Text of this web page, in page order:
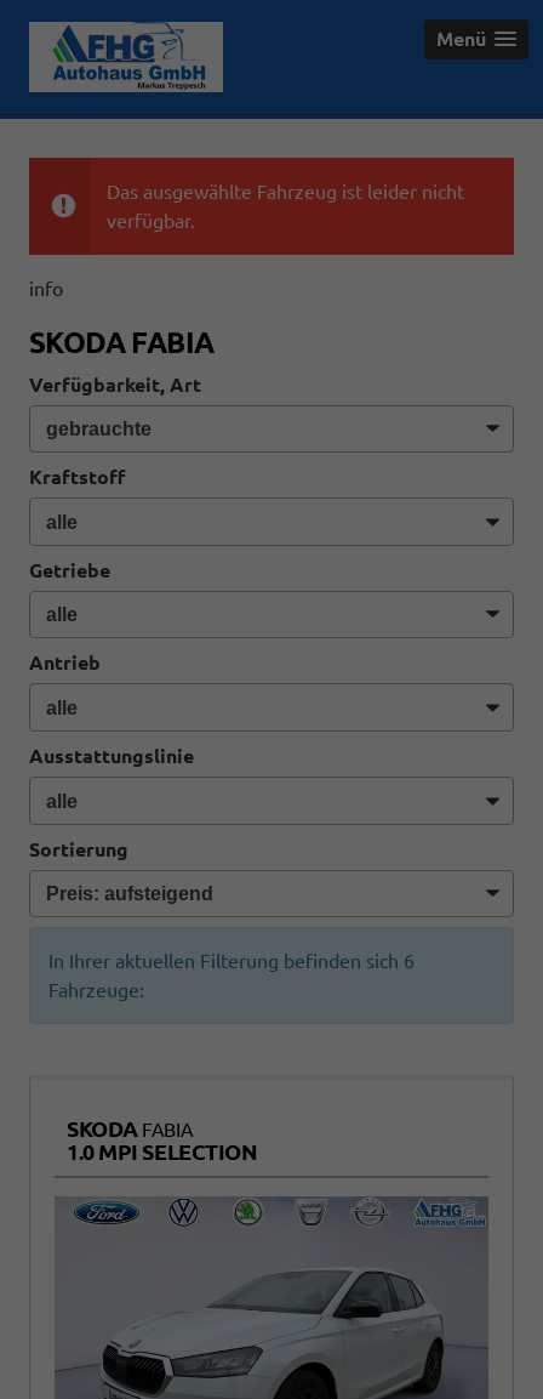
Menü
Das ausgewählte Fahrzeug ist leider nicht
verfügbar.
info
SKODA FABIA
Verfügbarkeit, Art
Kraftstoff
Getriebe
Antrieb
Ausstattungslinie
Sortierung
In Ihrer aktuellen Filterung befinden sich 6
Fahrzeuge:
SKODA FABIA
1.0 MPI SELECTION